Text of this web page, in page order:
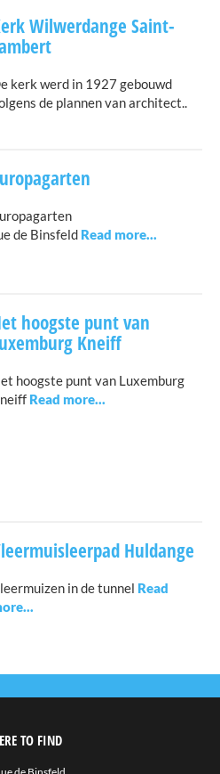
Wilwerdange Saint-
kerk werd in 1927 gebouwd
de plannen van architect..
de Binsfeld
hoogste punt van
Kneiff
hoogste punt van Luxemburg
Huldange
in de tunnel
TO FIND